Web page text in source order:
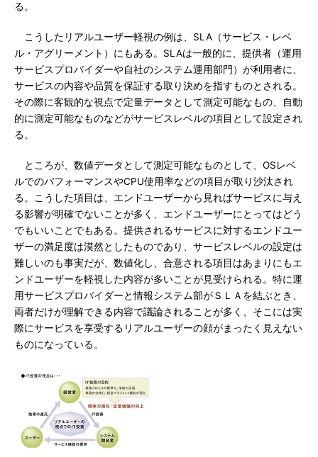
る。
こうしたリアルユーザー軽視の例は、SLA（サービス・レベ
ル・アグリーメント）にもある。SLAは一般的に、提供者（運用
サービスプロバイダーや自社のシステム運用部門）が利用者に、
サービスの内容や品質を保証する取り決めを指すものとされる。
その際に客観的な視点で定量データとして測定可能なもの、自動
的に測定可能なものなどがサービスレベルの項目として設定され
る。
ところが、数値データとして測定可能なものとして、OSレベ
ルでのパフォーマンスやCPU使用率などの項目が取り沙汰され
る。こうした項目は、エンドユーザーから見ればサービスに与え
る影響が明確でないことが多く、エンドユーザーにとってはどう
でもいいことでもある。提供されるサービスに対するエンドユー
ザーの満足度は漠然としたものであり、サービスレベルの設定は
難しいのも事実だが、数値化し、合意される項目はあまりにもエ
ンドユーザーを軽視した内容が多いことが見受けられる。特に運
用サービスプロバイダーと情報システム部がＳＬＡを結ぶとき、
両者だけが理解できる内容で議論されることが多く、そこには実
際にサービスを享受するリアルユーザーの顔がまったく見えない
ものになっている。